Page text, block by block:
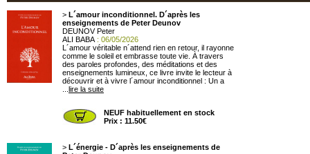
> L´amour inconditionnel. D´après les
enseignements de Peter Deunov
DEUNOV Peter
ALI BABA : 06/05/2026
L´amour véritable n´attend rien en retour, il rayonne
comme le soleil et embrasse toute vie. À travers
des paroles profondes, des méditations et des
enseignements lumineux, ce livre invite le lecteur à
découvrir et à vivre l´amour inconditionnel : Un a
lire la suite
NEUF habituellement en stock
Prix : 11.50€
> L´énergie - D´après les enseignements de